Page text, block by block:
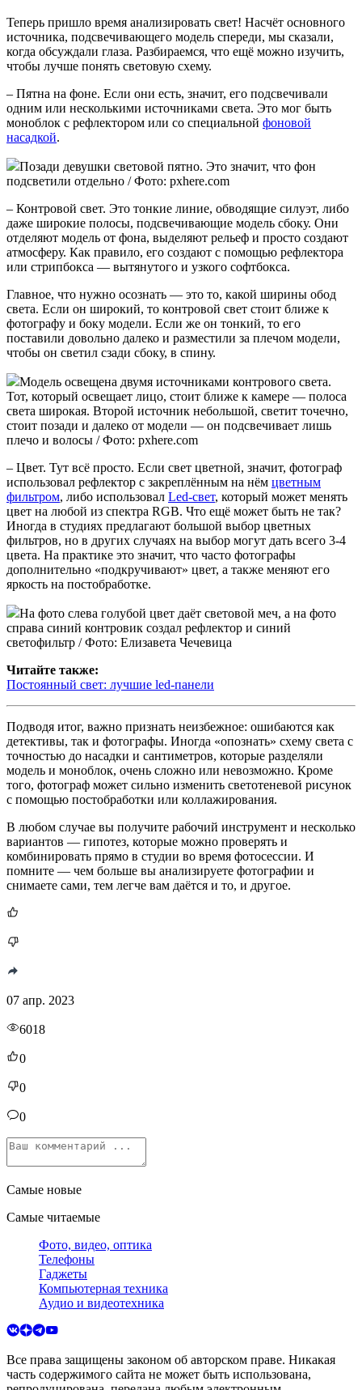
Теперь пришло время анализировать свет! Насчёт основного
источника, подсвечивающего модель спереди, мы сказали,
когда обсуждали глаза. Разбираемся, что ещё можно изучить,
чтобы лучше понять световую схему.
– Пятна на фоне. Если они есть, значит, его подсвечивали
одним или несколькими источниками света. Это мог быть
моноблок с рефлектором или со специальной фоновой
насадкой.
Позади девушки световой пятно. Это значит, что фон
подсветили отдельно / Фото: pxhere.com
– Контровой свет. Это тонкие линие, обводящие силуэт, либо
даже широкие полосы, подсвечивающие модель сбоку. Они
отделяют модель от фона, выделяют рельеф и просто создают
атмосферу. Как правило, его создают с помощью рефлектора
или стрипбокса — вытянутого и узкого софтбокса.
Главное, что нужно осознать — это то, какой ширины обод
света. Если он широкий, то контровой свет стоит ближе к
фотографу и боку модели. Если же он тонкий, то его
поставили довольно далеко и разместили за плечом модели,
чтобы он светил сзади сбоку, в спину.
Модель освещена двумя источниками контрового света.
Тот, который освещает лицо, стоит ближе к камере — полоса
света широкая. Второй источник небольшой, светит точечно,
стоит позади и далеко от модели — он подсвечивает лишь
плечо и волосы / Фото: pxhere.com
– Цвет. Тут всё просто. Если свет цветной, значит, фотограф
использовал рефлектор с закреплённым на нём цветным
фильтром, либо использовал Led-свет, который может менять
цвет на любой из спектра RGB. Что ещё может быть не так?
Иногда в студиях предлагают большой выбор цветных
фильтров, но в других случаях на выбор могут дать всего 3-4
цвета. На практике это значит, что часто фотографы
дополнительно «подкручивают» цвет, а также меняют его
яркость на постобработке.
На фото слева голубой цвет даёт световой меч, а на фото
справа синий контровик создал рефлектор и синий
светофильтр / Фото: Елизавета Чечевица
Читайте также:
Постоянный свет: лучшие led-панели
Подводя итог, важно признать неизбежное: ошибаются как
детективы, так и фотографы. Иногда «опознать» схему света с
точностью до насадки и сантиметров, которые разделяли
модель и моноблок, очень сложно или невозможно. Кроме
того, фотограф может сильно изменить светотеневой рисунок
с помощью постобработки или коллажирования.
В любом случае вы получите рабочий инструмент и несколько
вариантов — гипотез, которые можно проверять и
комбинировать прямо в студии во время фотосессии. И
помните — чем больше вы анализируете фотографии и
снимаете сами, тем легче вам даётся и то, и другое.
07 апр. 2023
6018
0
0
0
Самые новые
Самые читаемые
Фото, видео, оптика
Телефоны
Гаджеты
Компьютерная техника
Аудио и видеотехника
Все права защищены законом об авторском праве. Никакая
часть содержимого сайта не может быть использована,